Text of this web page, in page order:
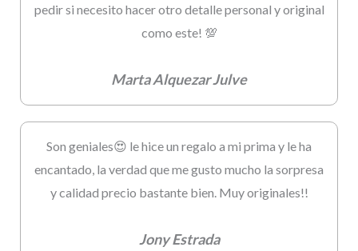
pedir si necesito hacer otro detalle personal y original
como este! 💯
Marta Alquezar Julve
Son geniales😍 le hice un regalo a mi prima y le ha
encantado, la verdad que me gusto mucho la sorpresa
y calidad precio bastante bien. Muy originales!!
Jony Estrada